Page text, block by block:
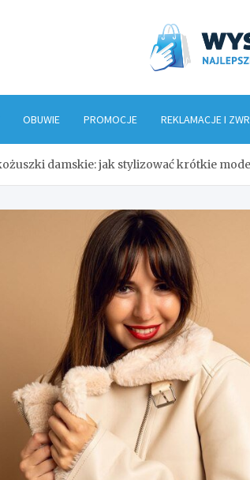
OBUWIE PROMOCJE REKLAMACJE I
damskie: jak stylizować krótkie